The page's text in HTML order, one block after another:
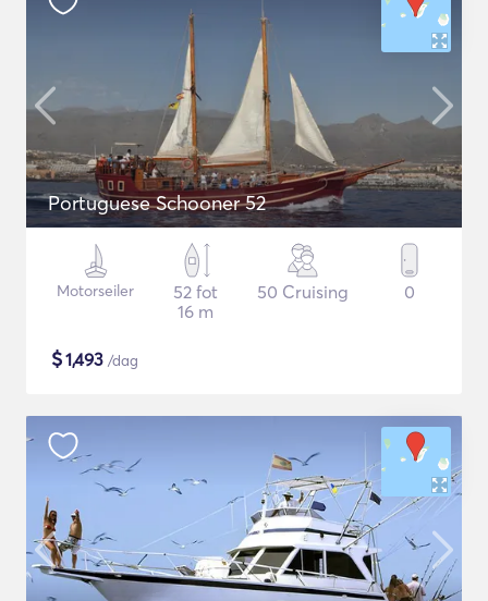
Portuguese Schooner 52
Motorseiler
52 fot
16 m
50 Cruising 0
$1,493 /dag